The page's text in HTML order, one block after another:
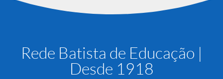
Rede Batista de Educação |
Desde 1918